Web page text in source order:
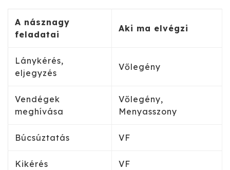
A násznagy
feladatai
Aki ma elvégzi
Lánykérés,
eljegyzés
Vőlegény
Vendégek
meghívása
Vőlegény,
Menyasszony
Búcsúztatás VF
Kikérés VF